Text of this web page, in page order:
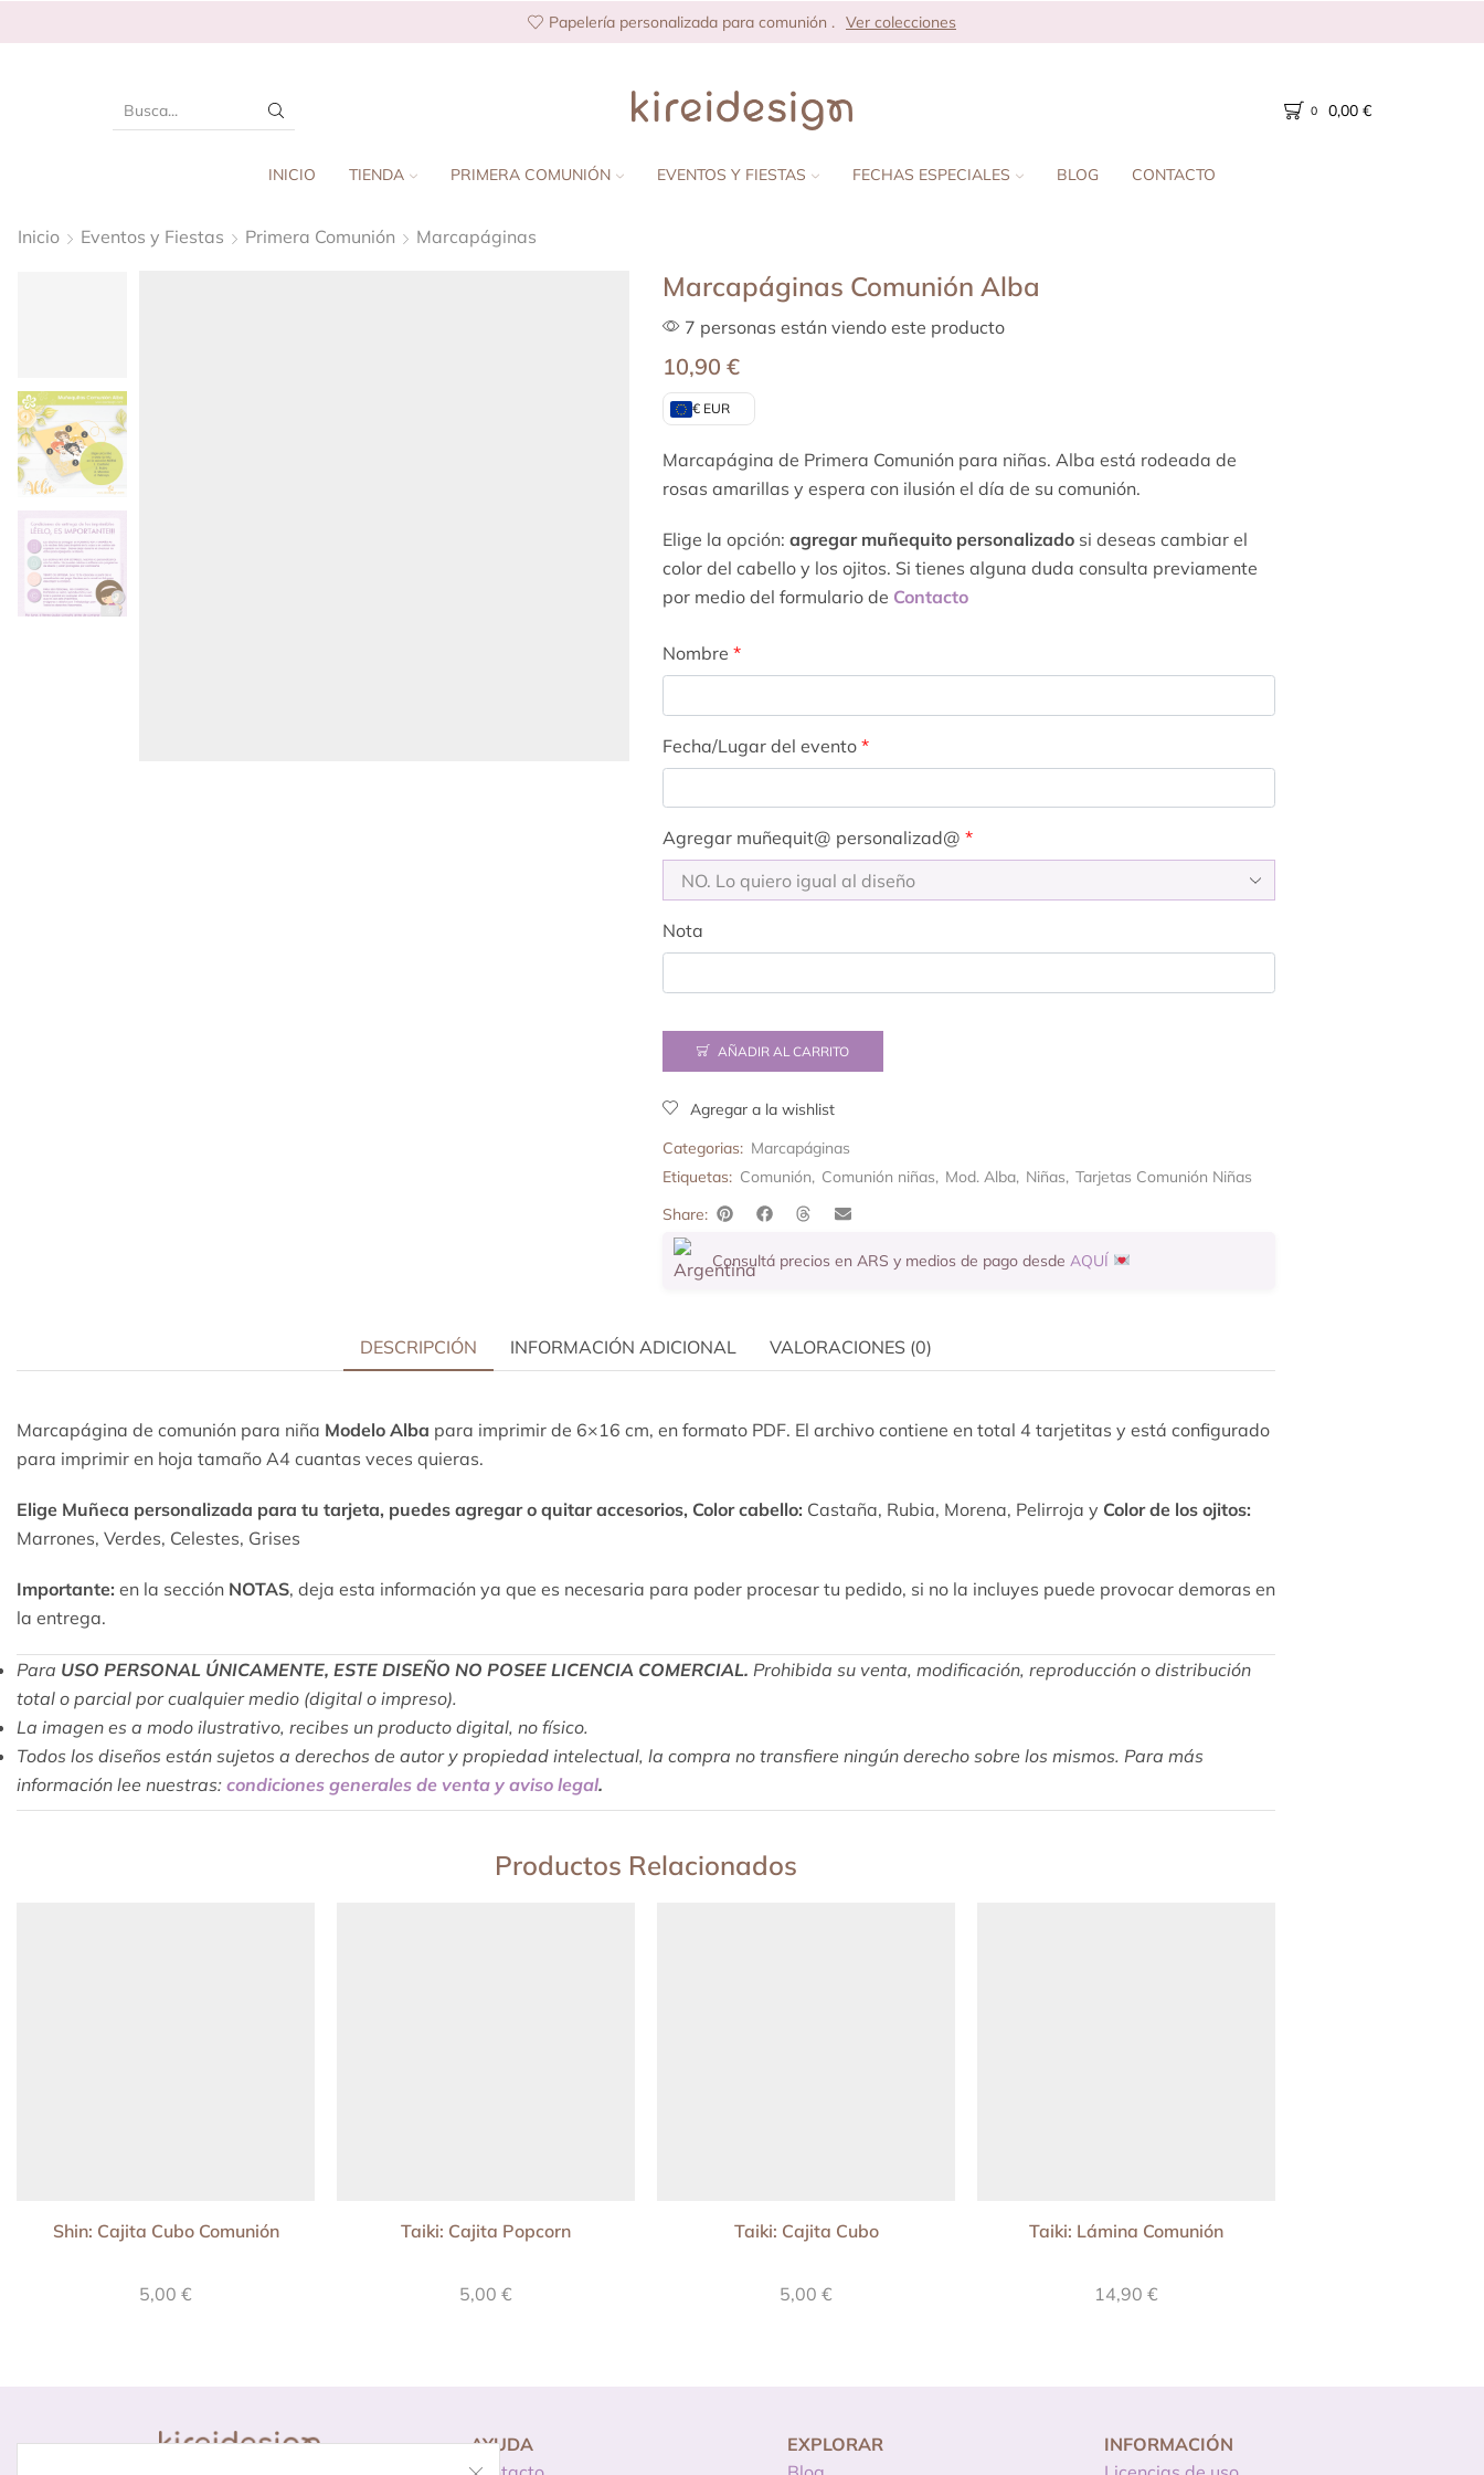
Papelería personalizada para comunión . Ver colecciones
0 0,00 €
INICIO TIENDA PRIMERA COMUNIÓN EVENTOS Y FIESTAS FECHAS ESPECIALES BLOG CONTACTO
Inicio Eventos y Fiestas Primera Comunión Marcapáginas
Marcapáginas Comunión Alba
7 personas están viendo este producto
10,90 €
€ EUR
Marcapágina de Primera Comunión para niñas. Alba está rodeada de
rosas amarillas y espera con ilusión el día de su comunión.
Elige la opción: agregar muñequito personalizado si deseas cambiar el
color del cabello y los ojitos. Si tienes alguna duda consulta previamente
por medio del formulario de Contacto
Nombre *
Fecha/Lugar del evento *
Agregar muñequit@ personalizad@ *
Nota
AÑADIR AL CARRITO
Agregar a la wishlist
Categorias: Marcapáginas
Etiquetas: Comunión, Comunión niñas, Mod. Alba, Niñas, Tarjetas Comunión Niñas
Share:
Consultá precios en ARS y medios de pago desde AQUÍ
DESCRIPCIÓN INFORMACIÓN ADICIONAL VALORACIONES (0)
Marcapágina de comunión para niña Modelo Alba para imprimir de 6×16 cm, en formato PDF. El archivo contiene en total 4 tarjetitas y está configurado
para imprimir en hoja tamaño A4 cuantas veces quieras.
Elige Muñeca personalizada para tu tarjeta, puedes agregar o quitar accesorios, Color cabello: Castaña, Rubia, Morena, Pelirroja y Color de los ojitos:
Marrones, Verdes, Celestes, Grises
Importante: en la sección NOTAS, deja esta información ya que es necesaria para poder procesar tu pedido, si no la incluyes puede provocar demoras en
la entrega.
Para USO PERSONAL ÚNICAMENTE, ESTE DISEÑO NO POSEE LICENCIA COMERCIAL. Prohibida su venta, modificación, reproducción o distribución
total o parcial por cualquier medio (digital o impreso).
La imagen es a modo ilustrativo, recibes un producto digital, no físico.
Todos los diseños están sujetos a derechos de autor y propiedad intelectual, la compra no transfiere ningún derecho sobre los mismos. Para más
información lee nuestras: condiciones generales de venta y aviso legal.
Productos Relacionados
Shin: Cajita Cubo Comunión
5,00 €
Taiki: Cajita Popcorn
5,00 €
Taiki: Cajita Cubo
5,00 €
Taiki: Lámina Comunión
14,90 €
AYUDA
EXPLORAR
INFORMACIÓN